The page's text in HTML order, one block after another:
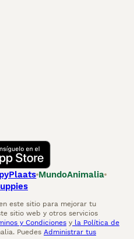
MundoAnimalia
este sitio para mejorar tu
sitio web y otros servicios
y Condiciones y la Política de
Puedes Administrar tus